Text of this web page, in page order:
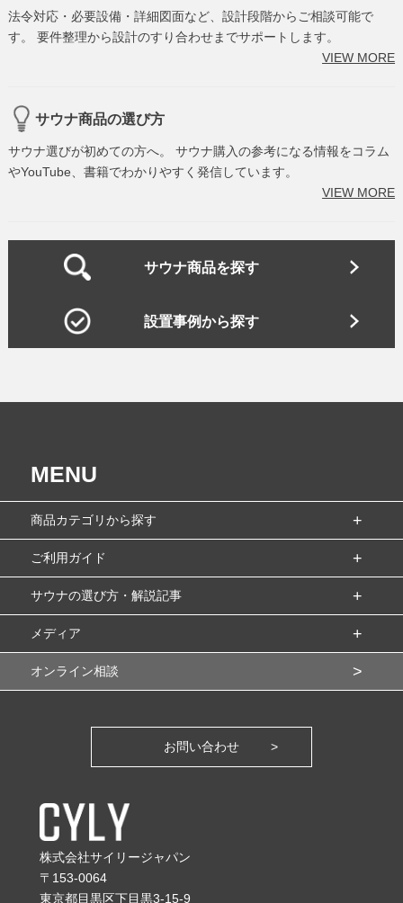
法令対応・必要設備・詳細図面など、設計段階からご相談可能で
す。 要件整理から設計のすり合わせまでサポートします。
VIEW MORE
サウナ商品の選び方
サウナ選びが初めての方へ。 サウナ購入の参考になる情報をコラム
やYouTube、書籍でわかりやすく発信しています。
VIEW MORE
サウナ商品を探す
設置事例から探す
MENU
商品カテゴリから探す
ご利用ガイド
サウナの選び方・解説記事
メディア
オンライン相談
お問い合わせ
株式会社サイリージャパン
〒153-0064
東京都目黒区下目黒3-15-9